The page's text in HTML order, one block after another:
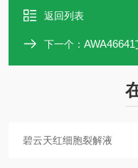
返回列表
下一个：